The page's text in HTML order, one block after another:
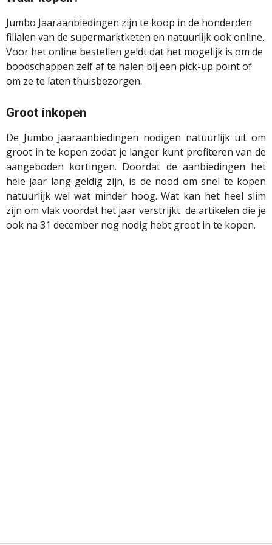
Jumbo Jaaraanbiedingen zijn te koop in de honderden
filialen van de supermarktketen en natuurlijk ook online.
Voor het online bestellen geldt dat het mogelijk is om de
boodschappen zelf af te halen bij een pick-up point of
om ze te laten thuisbezorgen.
Groot inkopen
De Jumbo Jaaraanbiedingen nodigen natuurlijk uit om
groot in te kopen zodat je langer kunt profiteren van de
aangeboden kortingen. Doordat de aanbiedingen het
hele jaar lang geldig zijn, is de nood om snel te kopen
natuurlijk wel wat minder hoog. Wat kan het heel slim
zijn om vlak voordat het jaar verstrijkt de artikelen die je
ook na 31 december nog nodig hebt groot in te kopen.